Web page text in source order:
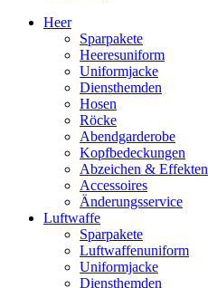
Heer
Sparpakete
Heeresuniform
Uniformjacke
Diensthemden
Hosen
Röcke
Abendgarderobe
Kopfbedeckungen
Abzeichen & Effekten
Accessoires
Änderungsservice
Luftwaffe
Sparpakete
Luftwaffenuniform
Uniformjacke
Diensthemden